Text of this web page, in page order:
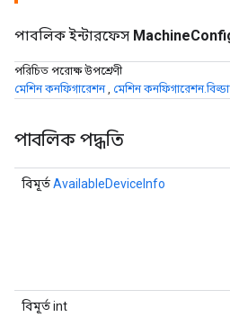
পাবলিক ইন্টারফেস
পরিচিত পরোক্ষ উপশ্রেণী
মেশিন কনফিগারেশন, মেশিন
পাবলিক পদ্ধতি
বিমূর্তAvailableDeviceInfo
বিমূর্ত int